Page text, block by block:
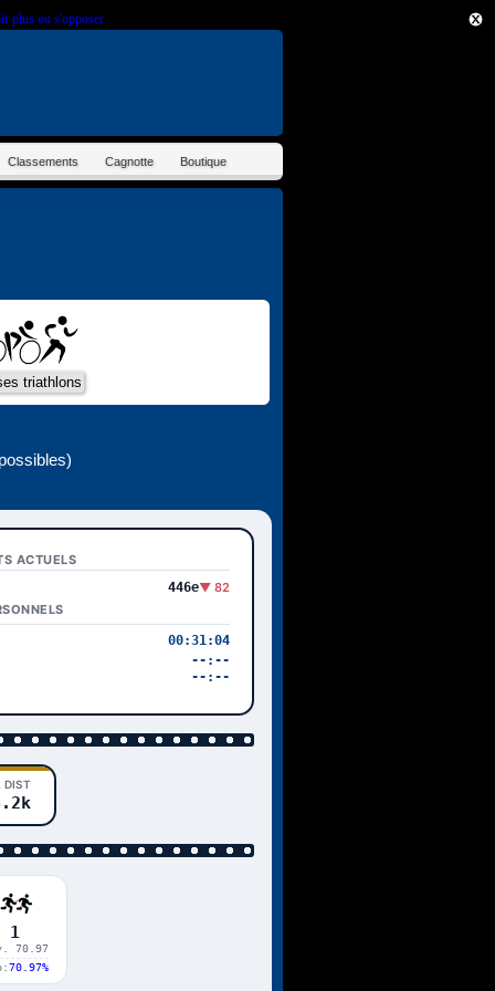
plus ou s'opposer.
Classements Cagnotte Boutique
ACTUELS
446e▼ 82
00:31:04
--:--
--:--
DIST
1
70.97
70.97%